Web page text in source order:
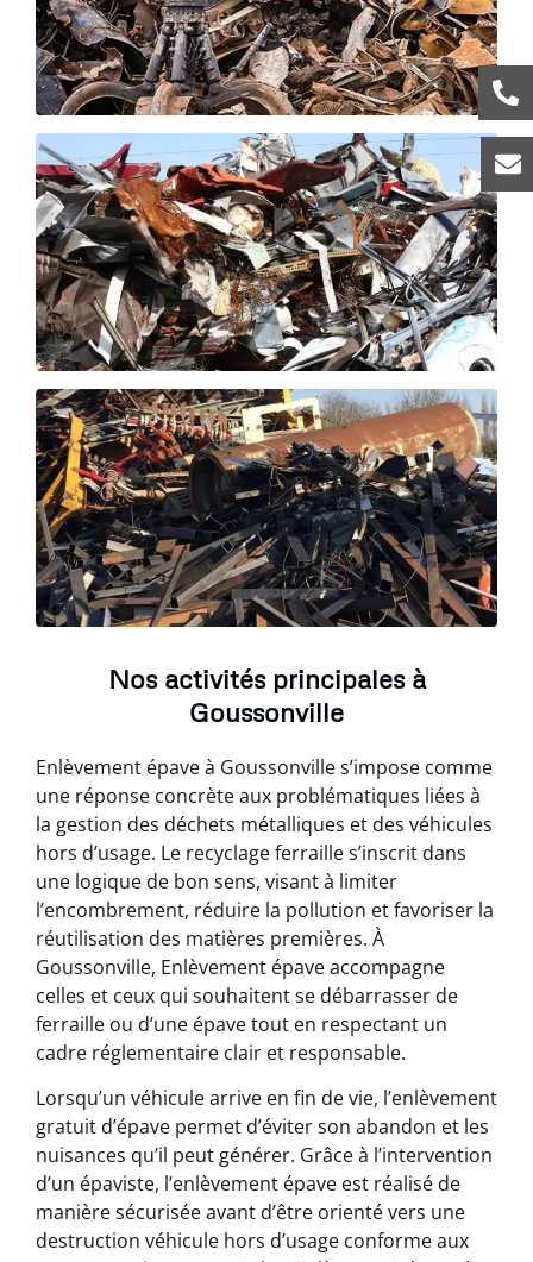
Nos activités principales à
Goussonville
Enlèvement épave à Goussonville s’impose comme
une réponse concrète aux problématiques liées à
la gestion des déchets métalliques et des véhicules
hors d’usage. Le recyclage ferraille s’inscrit dans
une logique de bon sens, visant à limiter
l’encombrement, réduire la pollution et favoriser la
réutilisation des matières premières. À
Goussonville, Enlèvement épave accompagne
celles et ceux qui souhaitent se débarrasser de
ferraille ou d’une épave tout en respectant un
cadre réglementaire clair et responsable.
Lorsqu’un véhicule arrive en fin de vie, l’enlèvement
gratuit d’épave permet d’éviter son abandon et les
nuisances qu’il peut générer. Grâce à l’intervention
d’un épaviste, l’enlèvement épave est réalisé de
manière sécurisée avant d’être orienté vers une
destruction véhicule hors d’usage conforme aux